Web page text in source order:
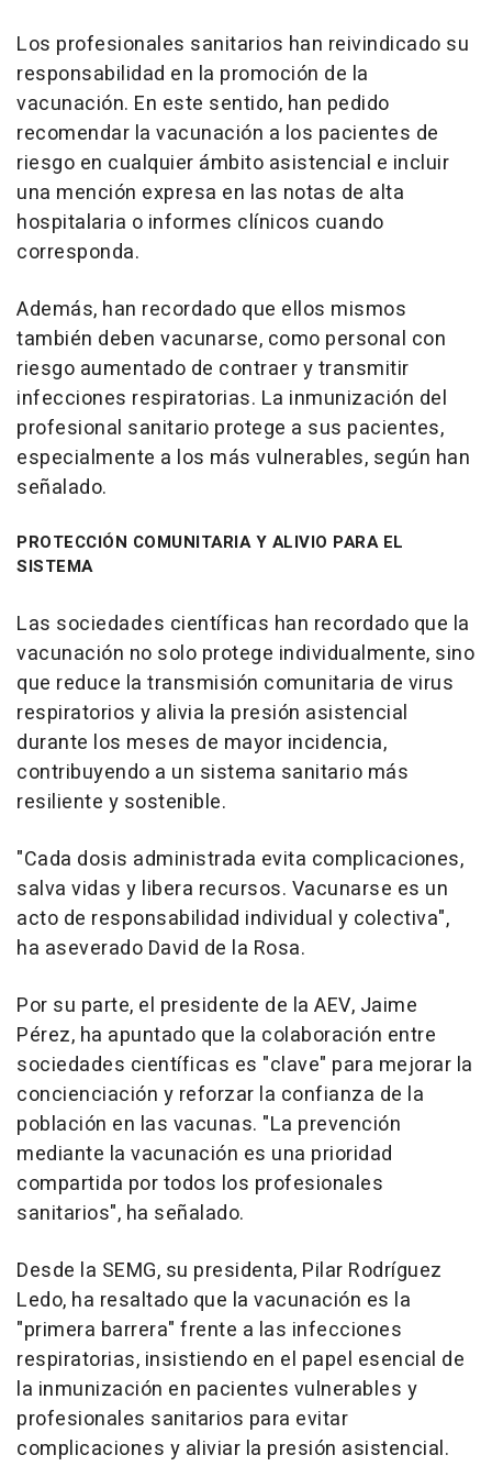
Los profesionales sanitarios han reivindicado su
responsabilidad en la promoción de la
vacunación. En este sentido, han pedido
recomendar la vacunación a los pacientes de
riesgo en cualquier ámbito asistencial e incluir
una mención expresa en las notas de alta
hospitalaria o informes clínicos cuando
corresponda.
Además, han recordado que ellos mismos
también deben vacunarse, como personal con
riesgo aumentado de contraer y transmitir
infecciones respiratorias. La inmunización del
profesional sanitario protege a sus pacientes,
especialmente a los más vulnerables, según han
señalado.
PROTECCIÓN COMUNITARIA Y ALIVIO PARA EL
SISTEMA
Las sociedades científicas han recordado que la
vacunación no solo protege individualmente, sino
que reduce la transmisión comunitaria de virus
respiratorios y alivia la presión asistencial
durante los meses de mayor incidencia,
contribuyendo a un sistema sanitario más
resiliente y sostenible.
"Cada dosis administrada evita complicaciones,
salva vidas y libera recursos. Vacunarse es un
acto de responsabilidad individual y colectiva",
ha aseverado David de la Rosa.
Por su parte, el presidente de la AEV, Jaime
Pérez, ha apuntado que la colaboración entre
sociedades científicas es "clave" para mejorar la
concienciación y reforzar la confianza de la
población en las vacunas. "La prevención
mediante la vacunación es una prioridad
compartida por todos los profesionales
sanitarios", ha señalado.
Desde la SEMG, su presidenta, Pilar Rodríguez
Ledo, ha resaltado que la vacunación es la
"primera barrera" frente a las infecciones
respiratorias, insistiendo en el papel esencial de
la inmunización en pacientes vulnerables y
profesionales sanitarios para evitar
complicaciones y aliviar la presión asistencial.